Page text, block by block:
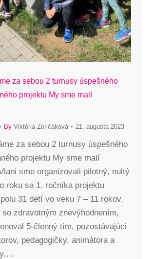
za sebou 2 turnusy úspešného
projektu My sme malí
By Viktória Zoričáková 21. augusta 2023
za sebou 2 turnusy úspešného
projektu My sme malí
sme organizovali pilotný, nultý
roku sa 1. ročníka projektu
31 detí vo veku 7 – 11 rokov,
zdravotným znevýhodnením,
5-členný tím, pozostávajúci
pedagogičky, animátora a